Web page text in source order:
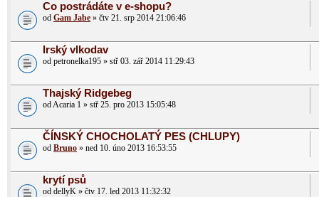
Co postrádáte v e-shopu?
od Gam Jabe » čtv 21. srp 2014 21:06:46
Irský vlkodav
od petronelka195 » stř 03. zář 2014 11:29:43
Thajský Ridgebeg
od Acaria 1 » stř 25. pro 2013 15:05:48
ČÍNSKÝ CHOCHOLATÝ PES (CHLUPY)
od Bruno » ned 10. úno 2013 16:53:55
krytí psů
od dellyK » čtv 17. led 2013 11:32:32